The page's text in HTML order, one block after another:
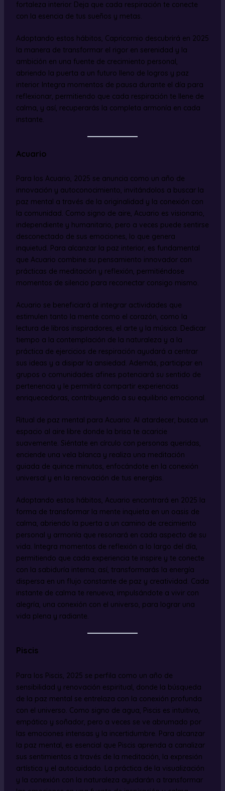
fortaleza interior. Deja que cada respiración te conecte
con la esencia de tus sueños y metas.
Adoptando estos hábitos, Capricornio descubrirá en 2025
la manera de transformar el rigor en serenidad y la
ambición en una fuente de crecimiento personal,
abriendo la puerta a un futuro lleno de logros y paz
interior. Integra momentos de pausa durante el día para
reflexionar, permitiendo que cada respiración te llene de
calma, y así, recuperarás la completa armonía en cada
instante.
Acuario
Para los Acuario, 2025 se anuncia como un año de
innovación y autoconocimiento, invitándolos a buscar la
paz mental a través de la originalidad y la conexión con
la comunidad. Como signo de aire, Acuario es visionario,
independiente y humanitario, pero a veces puede sentirse
desconectado de sus emociones, lo que genera
inquietud. Para alcanzar la paz interior, es fundamental
que Acuario combine su pensamiento innovador con
prácticas de meditación y reflexión, permitiéndose
momentos de silencio para reconectar consigo mismo.
Acuario se beneficiará al integrar actividades que
estimulen tanto la mente como el corazón, como la
lectura de libros inspiradores, el arte y la música. Dedicar
tiempo a la contemplación de la naturaleza y a la
práctica de ejercicios de respiración ayudará a centrar
sus ideas y a disipar la ansiedad. Además, participar en
grupos o comunidades afines potenciará su sentido de
pertenencia y le permitirá compartir experiencias
enriquecedoras, contribuyendo a su equilibrio emocional.
Ritual de paz mental para Acuario: Al atardecer, busca un
espacio al aire libre donde la brisa te acaricie
suavemente. Siéntate en círculo con personas queridas,
enciende una vela blanca y realiza una meditación
guiada de quince minutos, enfocándote en la conexión
universal y en la renovación de tus energías.
Adoptando estos hábitos, Acuario encontrará en 2025 la
forma de transformar la mente inquieta en un oasis de
calma, abriendo la puerta a un camino de crecimiento
personal y armonía que resonará en cada aspecto de su
vida. Integra momentos de reflexión a lo largo del día,
permitiendo que cada experiencia te inspire y te conecte
con la sabiduría interna; así, transformarás la energía
dispersa en un flujo constante de paz y creatividad. Cada
instante de calma te renueva, impulsándote a vivir con
alegría, una conexión con el universo, para lograr una
vida plena y radiante.
Piscis
Para los Piscis, 2025 se perfila como un año de
sensibilidad y renovación espiritual, donde la búsqueda
de la paz mental se entrelaza con la conexión profunda
con el universo. Como signo de agua, Piscis es intuitivo,
empático y soñador, pero a veces se ve abrumado por
las emociones intensas y la incertidumbre. Para alcanzar
la paz mental, es esencial que Piscis aprenda a canalizar
sus sentimientos a través de la meditación, la expresión
artística y el autocuidado. La práctica de la visualización
y la conexión con la naturaleza ayudarán a transformar